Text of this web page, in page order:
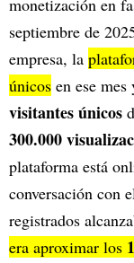
monetización en
septiembre de
empresa, la
únicos en ese
visitantes únicos
300.000
plataforma está
conversación con
registrados
era aproximar los